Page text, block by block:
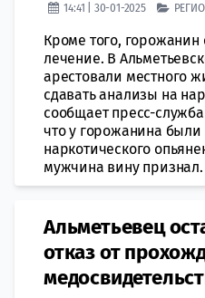
14:41 | 30-01-2025
Кроме того, горожанин
лечение. В
арестовали местного
сдавать анализы на
сообщает пресс-
что у горожанина
наркотического
мужчина вину признал.
Альметьевец
отказ от